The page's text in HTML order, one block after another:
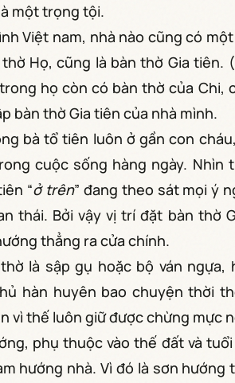
một trọng tội.
Việt nam, nhà nào cũng có
Họ, cũng là bàn thờ Gia tiên.
họ còn có bàn thờ của Chi,
bàn thờ Gia tiên của nhà mình.
bà tổ tiên luôn ở gần con
cuộc sống hàng ngày. Nhìn
“ở trên” đang theo sát mọi ý
thái. Bởi vậy vị trí đặt bàn thờ
thẳng ra cửa chính.
là sập gụ hoặc bộ ván
hàn huyên bao chuyện thời
vì thế luôn giữ được chừng mực
phụ thuộc vào thế đất và
hướng nhà. Vì đó là sơn